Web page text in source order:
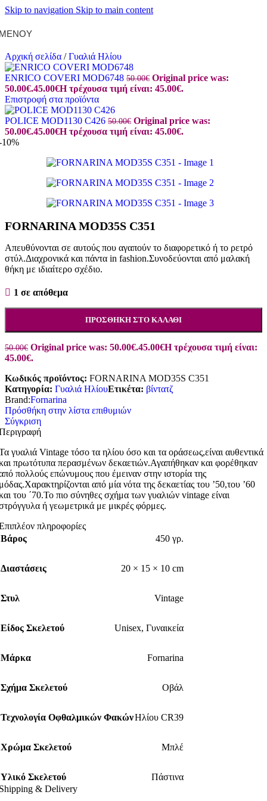
Skip to navigation Skip to main content
Αρχική σελίδα / Γυαλιά Ηλίου
ENRICO COVERI MOD6748 50.00€ Original price was:
50.00€.45.00€Η τρέχουσα τιμή είναι: 45.00€.
Επιστροφή στα προϊόντα
POLICE MOD1130 C426 50.00€ Original price was:
50.00€.45.00€Η τρέχουσα τιμή είναι: 45.00€.
10%
FORNARINA MOD35S C351
Απευθύνονται σε αυτούς που αγαπούν το διαφορετικό ή το ρετρό
στύλ.Διαχρονικά και πάντα in fashion.Συνοδεύονται από μαλακή
θήκη με ιδιαίτερο σχέδιο.
1 σε απόθεμα
ΠΡΟΣΘΉΚΗ ΣΤΟ ΚΑΛΆΘΙ
50.00€ Original price was: 50.00€.45.00€Η τρέχουσα τιμή είναι:
45.00€.
Κωδικός προϊόντος: FORNARINA MOD35S C351
Κατηγορία: Γυαλιά ΗλίουΕτικέτα: βίντατζ
Brand:Fornarina
Πρόσθήκη στην λίστα επιθυμιών
Σύγκριση
γυαλιά Vintage τόσο τα ηλίου όσο και τα οράσεως,είναι αυθεντικά
πρωτότυπα περασμένων δεκαετιών.Αγαπήθηκαν και φορέθηκαν
πολλούς επώνυμους που έμειναν στην ιστορία της
από μία νότα της δεκαετίας του ’50,του ’60
του ΄70.Το πιο σύνηθες σχήμα των γυαλιών vintage είναι
ή γεωμετρικά με μικρές φόρμες.
πληροφορίες
Βάρος
450 γρ.
Διαστάσεις 20 × 15 × 10 cm
Στυλ Vintage
Είδος Σκελετού Unisex, Γυναικεία
Μάρκα Fornarina
Σχήμα Σκελετού Οβάλ
Τεχνολογία Οφθαλμικών ΦακώνΗλίου CR39
Χρώμα Σκελετού Μπλέ
Υλικό Σκελετού
Πάστινα
& Delivery